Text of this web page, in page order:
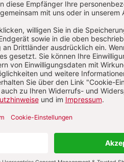
abgedruckt. Die
Datei heruntergeladen werden.